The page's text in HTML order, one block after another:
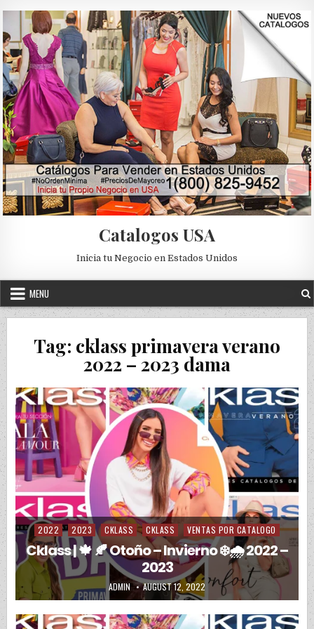
Catalogos USA
Inicia tu Negocio en Estados Unidos
MENU
Tag: cklass primavera verano
2022 – 2023 dama
Posted in
2022 2023 CKLASS CKLASS VENTAS POR CATALOGO
Cklass | 🍁 🍂 Otoño – Invierno ❄️🌧️ 2022 –
2023
AUTHOR:
ADMIN PUBLISHED DATE:
AUGUST 12, 2022